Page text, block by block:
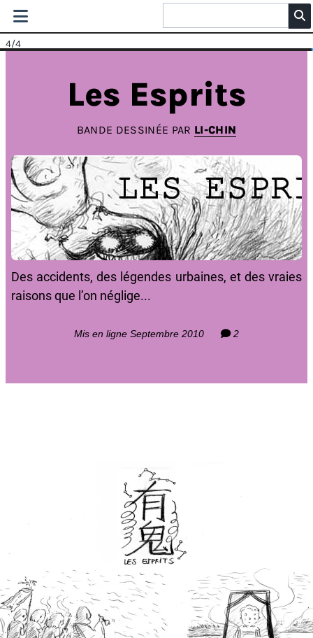
4/4
Les Esprits
BANDE DESSINÉE PAR LI-CHIN
Des accidents, des légendes urbaines, et des vraies
raisons que l’on néglige...
Mis en ligne Septembre 2010 2